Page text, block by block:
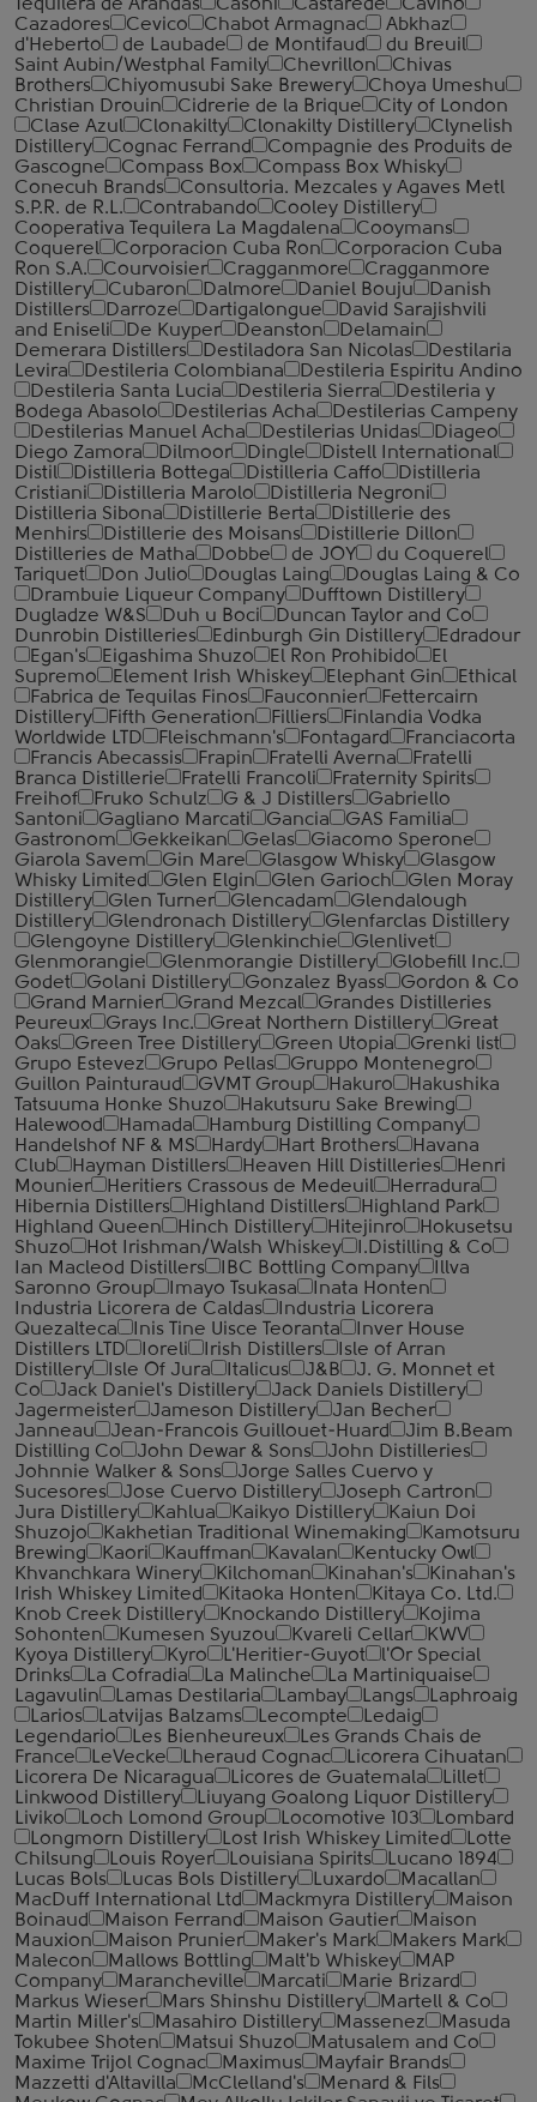
Tequilera de Arandas Casoni Castarede
Cavino
Cazadores
Cevico Chabot Armagnac
Abkhaz
d'Heberto
de Laubade de Montifaud
du Breuil
Saint Aubin/Westphal Family
Chevrillon
Chivas
Brothers
Chiyomusubi Sake Brewery
Choya Umeshu
Christian Drouin
Cidrerie de la Brique
City of London
Clase Azul
Clonakilty Clonakilty Distillery
Clynelish
Distillery
Cognac Ferrand
Compagnie des Produits de
Gascogne
Compass Box
Compass Box Whisky
Conecuh Brands
Consultoria. Mezcales y Agaves Metl
S.P.R. de R.L.
Contrabando
Cooley Distillery
Cooperativa Tequilera La Magdalena
Cooymans
Coquerel
Corporacion Cuba Ron
Corporacion Cuba
Ron S.A.
Courvoisier Cragganmore
Cragganmore
Distillery
Cubaron Dalmore Daniel Bouju
Danish
Distillers
Darroze Dartigalongue
David Sarajishvili
and Eniseli
De Kuyper Deanston
Delamain
Demerara Distillers
Destiladora San Nicolas
Destilaria
Levira
Destileria Colombiana
Destileria Espiritu Andino
Destileria Santa Lucia
Destileria Sierra
Destileria y
Bodega Abasolo
Destilerias Acha
Destilerias Campeny
Destilerias Manuel Acha
Destilerias Unidas
Diageo
Diego Zamora
Dilmoor Dingle
Distell International
Distil
Distilleria Bottega Distilleria Caffo
Distilleria
Cristiani
Distilleria Marolo
Distilleria Negroni
Distilleria Sibona
Distillerie Berta
Distillerie des
Menhirs
Distillerie des Moisans
Distillerie Dillon
Distilleries de Matha
Dobbe de JOY
du Coquerel
Tariquet
Don Julio Douglas Laing
Douglas Laing & Co
Drambuie Liqueur Company
Dufftown Distillery
Dugladze W&S
Duh u Boci
Duncan Taylor and Co
Dunrobin Distilleries
Edinburgh Gin Distillery
Edradour
Egan's
Eigashima Shuzo El Ron Prohibido
El
Supremo
Element Irish Whiskey Elephant Gin
Ethical
Fabrica de Tequilas Finos
Fauconnier
Fettercairn
Distillery
Fifth Generation Filliers
Finlandia Vodka
Worldwide LTD
Fleischmann's Fontagard
Franciacorta
Francis Abecassis
Frapin Fratelli Averna
Fratelli
Branca Distillerie
Fratelli ‎Francoli
Fraternity Spirits
Freihof
Fruko Schulz G & J Distillers
Gabriello
Santoni
Gagliano Marcati Gancia
GAS Familia
Gastronom
Gekkeikan Gelas
Giacomo Sperone
Giarola Savem
Gin Mare Glasgow Whisky
Glasgow
Whisky Limited
Glen Elgin Glen Garioch
Glen Moray
Distillery
Glen Turner Glencadam
Glendalough
Distillery
Glendronach Distillery
Glenfarclas Distillery
Glengoyne Distillery
Glenkinchie
Glenlivet
Glenmorangie
Glenmorangie Distillery
Globefill Inc.
Godet
Golani Distillery Gonzalez Byass
Gordon & Co
Grand Marnier
Grand Mezcal
Grandes Distilleries
Peureux
Grays Inc. Great Northern Distillery
Great
Oaks
Green Tree Distillery Green Utopia
Grenki list
Grupo Estevez
Grupo Pellas
Gruppo Montenegro
Guillon Painturaud
GVMT Group Hakuro
Hakushika
Tatsuuma Honke Shuzo
Hakutsuru Sake Brewing
Halewood
Hamada
Hamburg Distilling Company
Handelshof NF & MS
Hardy Hart Brothers
Havana
Club
Hayman Distillers Heaven Hill Distilleries
Henri
Mounier
Heritiers Crassous de Medeuil
Herradura
Hibernia Distillers
Highland Distillers
Highland Park
Highland Queen
Hinch Distillery Hitejinro
Hokusetsu
Shuzo
Hot Irishman/Walsh Whiskey
I.Distilling & Co
Ian Macleod Distillers
IBC Bottling Company
Illva
Saronno Group
Imayo Tsukasa
Inata Honten
Industria Licorera de Caldas
Industria Licorera
Quezalteca
Inis Tine Uisce Teoranta
Inver House
Distillers LTD
Ioreli Irish Distillers
Isle of Arran
Distillery
Isle Of Jura Italicus J&B
J. G. Monnet et
Co
Jack Daniel's Distillery
Jack Daniels Distillery
Jagermeister
Jameson Distillery
Jan Becher
Janneau
Jean-Francois Guillouet-Huard
Jim B.Beam
Distilling Co
John Dewar & Sons
John Distilleries
Johnnie Walker & Sons
Jorge Salles Cuervo y
Sucesores
Jose Cuervo Distillery
Joseph Cartron
Jura Distillery
Kahlua Kaikyo Distillery
Kaiun Doi
Shuzojo
Kakhetian Traditional Winemaking
Kamotsuru
Brewing
Kaori Kauffman Kavalan
Kentucky Owl
Khvanchkara Winery
Kilchoman Kinahan's
Kinahan's
Irish Whiskey Limited
Kitaoka Honten
Kitaya Co. Ltd.
Knob Creek Distillery
Knockando Distillery
Kojima
Sohonten
Kumesen Syuzou Kvareli Cellar
KWV
Kyoya Distillery
Kyro L'Heritier-Guyot
l'Or Special
Drinks
La Cofradia La Malinche
La Martiniquaise
Lagavulin
Lamas Destilaria Lambay Langs
Laphroaig
Larios
Latvijas Balzams Lecompte
Ledaig
Legendario
Les Bienheureux
Les Grands Chais de
France
LeVecke Lheraud Cognac
Licorera Cihuatan
Licorera De Nicaragua
Licores de Guatemala
Lillet
Linkwood Distillery
Liuyang Goalong Liquor Distillery
Liviko
Loch Lomond Group Locomotive 103
Lombard
Longmorn Distillery
Lost Irish Whiskey Limited
Lotte
Chilsung
Louis Royer Louisiana Spirits
Lucano 1894
Lucas Bols
Lucas Bols Distillery Luxardo
Macallan
MacDuff International Ltd
Mackmyra Distillery
Maison
Boinaud
Maison Ferrand Maison Gautier
Maison
Mauxion
Maison Prunier Maker's Mark
Makers Mark
Malecon
Mallows Bottling Malt'b Whiskey
MAP
Company
Marancheville Marcati
Marie Brizard
Markus Wieser
Mars Shinshu Distillery
Martell & Co
Martin Miller's
Masahiro Distillery Massenez
Masuda
Tokubee Shoten
Matsui Shuzo
Matusalem and Co
Maxime Trijol Cognac
Maximus
Mayfair Brands
Mazzetti d'Altavilla
McClelland's
Menard & Fils